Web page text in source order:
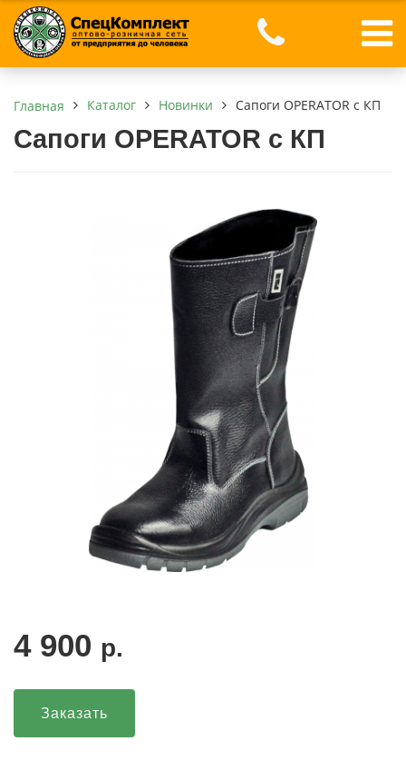
Главная Каталог Новинки Сапоги OPERATOR с КП
Сапоги OPERATOR с КП
4 900 р.
Заказать